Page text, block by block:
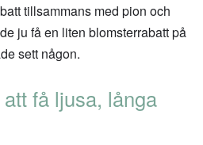
tillsammans med pion och
ju få en liten blomsterrabatt på
sett någon.
få ljusa, långa